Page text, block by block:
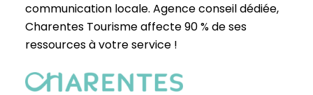
communication locale. Agence conseil dédiée,
Charentes Tourisme affecte 90 % de ses
ressources à votre service !